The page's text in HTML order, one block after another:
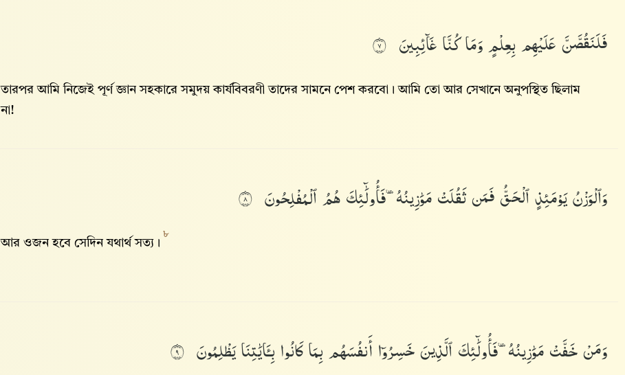
فَلَنَقُصَّنَّعَلَيْهِمبِعِلْمٍوَمَاكُنَّاغَآئِبِينَ ٧
তারপর আমি নিজেই পূর্ণ জ্ঞান সহকারে সমুদয় কার্যবিবরণী তাদের সামনে পেশ করবো। আমি তো আর সেখানে অনুপস্থিত ছিলাম
না!
وَٱلْوَزْنُيَوْمَئِذٍٱلْحَقُّفَمَنثَقُلَتْمَوَٰزِينُهُۥفَأُو۟لَٰٓئِكَهُمُٱلْمُفْلِحُونَ ٨
আর ওজন হবে সেদিন যথার্থ সত্য।
৮
وَمَنْخَفَّتْمَوَٰزِينُهُۥفَأُو۟لَٰٓئِكَٱلَّذِينَخَسِرُوٓا۟أَنفُسَهُمبِمَاكَانُوا۟بِـَٔايَٰتِنَايَظْلِمُونَ ٩